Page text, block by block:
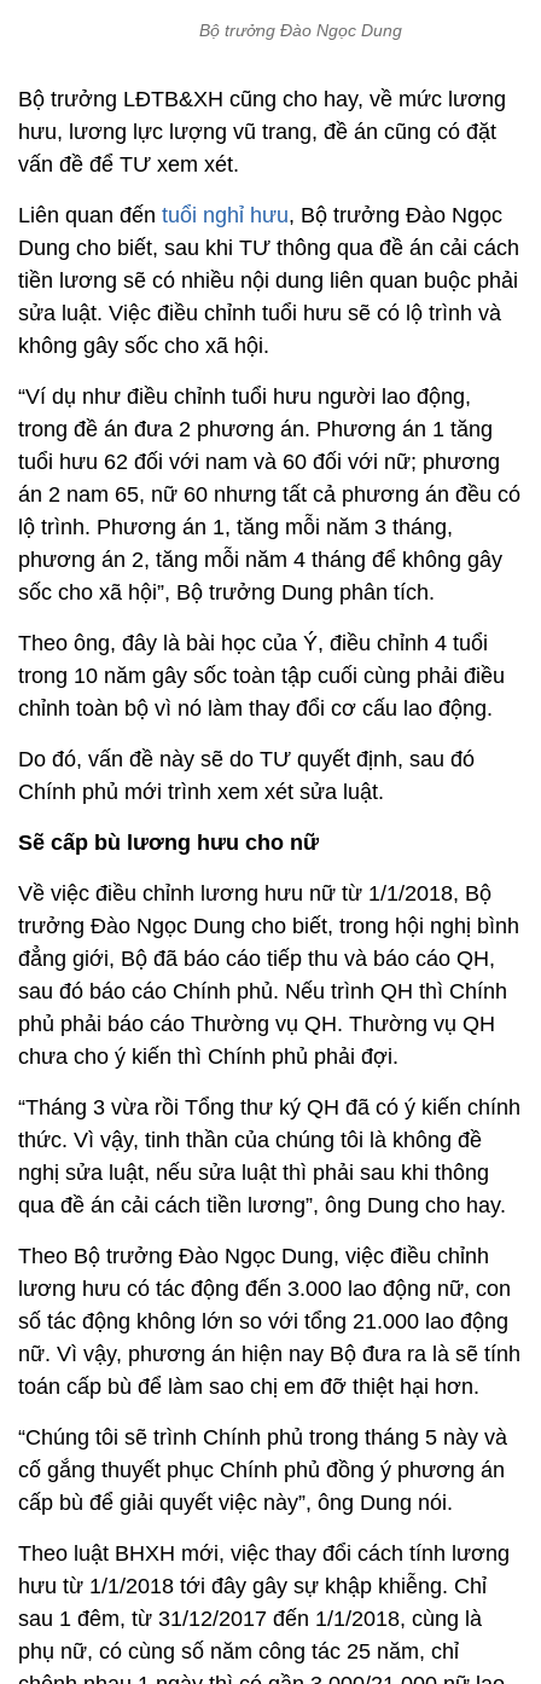
tuổi nghỉ hưu, Bộ trưởng Đào Ngọc
tiền lương sẽ có nhiều nội dung liên quan buộc phải
sửa luật. Việc điều chỉnh tuổi hưu sẽ có lộ trình và
không gây sốc cho xã hội.
“Ví dụ như điều chỉnh tuổi hưu người lao động,
trong đề án đưa 2 phương án. Phương án 1 tăng
tuổi hưu 62 đối với nam và 60 đối với nữ; phương
án 2 nam 65, nữ 60 nhưng tất cả phương án đều có
lộ trình. Phương án 1, tăng mỗi năm 3 tháng,
phương án 2, tăng mỗi năm 4 tháng để không gây
sốc cho xã hội”, Bộ trưởng Dung phân tích.
Theo ông, đây là bài học của Ý, điều chỉnh 4 tuổi
trong 10 năm gây sốc toàn tập cuối cùng phải điều
chỉnh toàn bộ vì nó làm thay đổi cơ cấu lao động.
Do đó, vấn đề này sẽ do TƯ quyết định, sau đó
Chính phủ mới trình xem xét sửa luật.
Sẽ cấp bù lương hưu cho nữ
Về việc điều chỉnh lương hưu nữ từ 1/1/2018, Bộ
trưởng Đào Ngọc Dung cho biết, trong hội nghị bình
đẳng giới, Bộ đã báo cáo tiếp thu và báo cáo QH,
sau đó báo cáo Chính phủ. Nếu trình QH thì Chính
phủ phải báo cáo Thường vụ QH. Thường vụ QH
chưa cho ý kiến thì Chính phủ phải đợi.
“Tháng 3 vừa rồi Tổng thư ký QH đã có ý kiến chính
thức. Vì vậy, tinh thần của chúng tôi là không đề
nghị sửa luật, nếu sửa luật thì phải sau khi thông
qua đề án cải cách tiền lương”, ông Dung cho hay.
Theo Bộ trưởng Đào Ngọc Dung, việc điều chỉnh
lương hưu có tác động đến 3.000 lao động nữ, con
số tác động không lớn so với tổng 21.000 lao động
nữ. Vì vậy, phương án hiện nay Bộ đưa ra là sẽ tính
toán cấp bù để làm sao chị em đỡ thiệt hại hơn.
“Chúng tôi sẽ trình Chính phủ trong tháng 5 này và
cố gắng thuyết phục Chính phủ đồng ý phương án
cấp bù để giải quyết việc này”, ông Dung nói.
Theo luật BHXH mới, việc thay đổi cách tính lương
hưu từ 1/1/2018 tới đây gây sự khập khiễng. Chỉ
sau 1 đêm, từ 31/12/2017 đến 1/1/2018, cùng là
phụ nữ, có cùng số năm công tác 25 năm, chỉ
chênh nhau 1 ngày thì có gần 3.000/21.000 nữ lao
động nghỉ hưu mất từ 2-10% lương.
Cán bộ không nghèo nhưng kê khai
thì rất nghèo